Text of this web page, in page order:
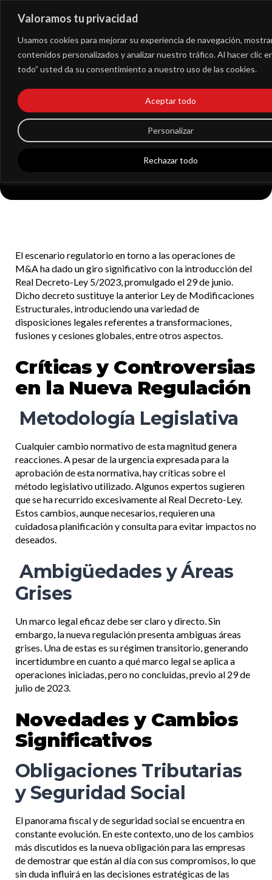
Valoramos tu privacidad
Usamos cookies para mejorar su experiencia de navegación,
contenidos personalizados y analizar nuestro tráfico. Al hacer clic
todo” usted da su consentimiento a nuestro uso de las cookies.
Personalizar
Rechazar todo
Aceptar todo
Las nuevas reglas en
los cambios del
régimen de Fusiones
El escenario regulatorio en torno a las operaciones de
M&A ha dado un giro significativo con la introducción del
Real Decreto-Ley 5/2023, promulgado el 29 de junio.
Dicho decreto sustituye la anterior Ley de Modificaciones
Estructurales, introduciendo una variedad de
disposiciones legales referentes a transformaciones,
fusiones y cesiones globales, entre otros aspectos.
Críticas y Controversias
en la Nueva Regulación
Metodología Legislativa
Cualquier cambio normativo de esta magnitud genera
reacciones. A pesar de la urgencia expresada para la
aprobación de esta normativa, hay críticas sobre el
método legislativo utilizado. Algunos expertos sugieren
que se ha recurrido excesivamente al Real Decreto-Ley.
Estos cambios, aunque necesarios, requieren una
cuidadosa planificación y consulta para evitar impactos no
deseados.
Ambigüedades y Áreas
Grises
Un marco legal eficaz debe ser claro y directo. Sin
embargo, la nueva regulación presenta ambiguas áreas
grises. Una de estas es su régimen transitorio, generando
incertidumbre en cuanto a qué marco legal se aplica a
operaciones iniciadas, pero no concluidas, previo al 29 de
julio de 2023.
Novedades y Cambios
Significativos
Obligaciones Tributarias
y Seguridad Social
El panorama fiscal y de seguridad social se encuentra en
constante evolución. En este contexto, uno de los cambios
más discutidos es la nueva obligación para las empresas
de demostrar que están al día con sus compromisos, lo que
sin duda influirá en las decisiones estratégicas de las